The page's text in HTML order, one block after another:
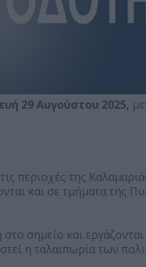
29 Αυγούστου 2025,
περιοχές της
και σε τμήματα της
σημείο και
η ταλαιπωρία των